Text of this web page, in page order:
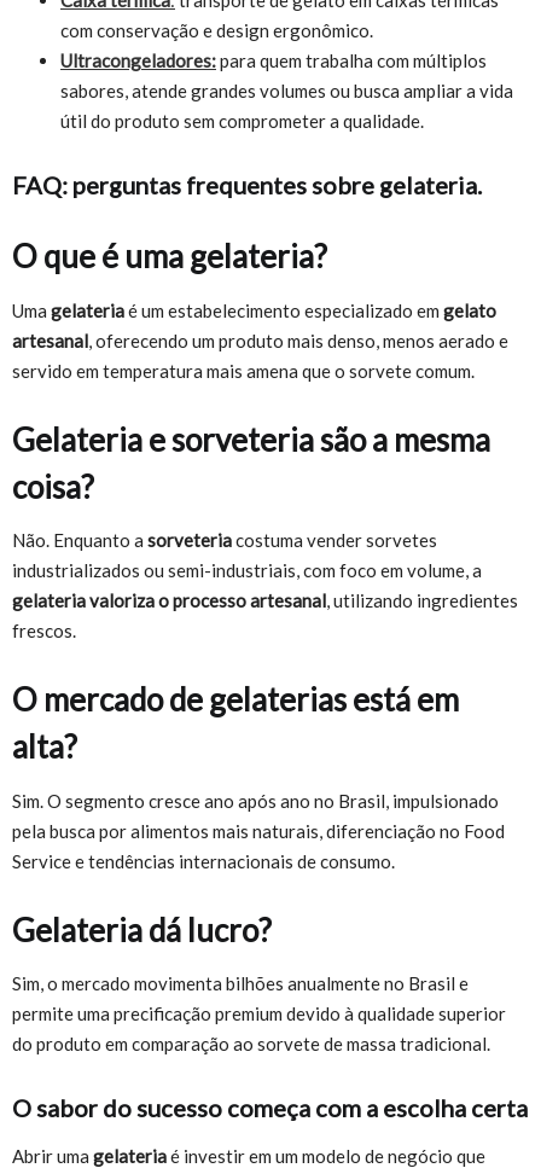
com conservação e design ergonômico.
Ultracongeladores:para quem trabalha com múltiplos
sabores, atende grandes volumes ou busca ampliar a vida
útil do produto sem comprometer a qualidade.
FAQ: perguntas frequentes sobre gelateria.
O que é uma gelateria?
Uma gelateriaé um estabelecimento especializado em gelato
artesanal , oferecendo um produto mais denso, menos aerado e
servido em temperatura mais amena que o sorvete comum.
Gelateria e sorveteria são a mesma
coisa?
Não. Enquanto a sorveteriacostuma vender sorvetes
industrializados ou semi-industriais, com foco em volume, a
gelateria valoriza o processo artesanal, utilizando ingredientes
frescos.
O mercado de gelaterias está em
alta?
Sim. O segmento cresce ano após ano no Brasil, impulsionado
pela busca por alimentos mais naturais, diferenciação no Food
Service e tendências internacionais de consumo.
Gelateria dá lucro?
Sim, o mercado movimenta bilhões anualmente no Brasil e
permite uma precificação premium devido à qualidade superior
do produto em comparação ao sorvete de massa tradicional.
O sabor do sucesso começa com a escolha certa
Abrir uma gelateriaé investir em um modelo de negócio que